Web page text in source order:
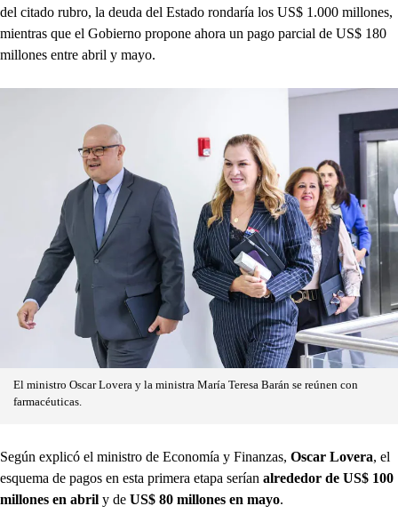
del citado rubro, la deuda del Estado rondaría los US$ 1.000 millones,
mientras que el Gobierno propone ahora un pago parcial de US$ 180
millones entre abril y mayo.
El ministro Oscar Lovera y la ministra María Teresa Barán se reúnen con
farmacéuticas.
Según explicó el ministro de Economía y Finanzas, Oscar Lovera, el
esquema de pagos en esta primera etapa serían alrededor de US$ 100
millones en abril y de US$ 80 millones en mayo.